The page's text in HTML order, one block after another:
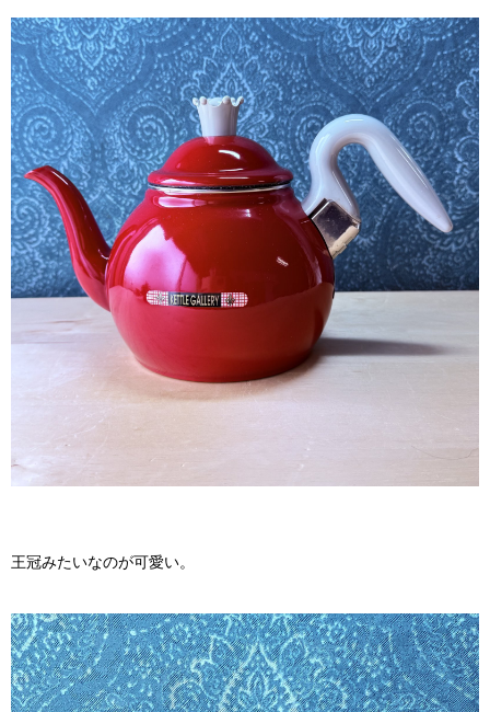
王冠みたいなのが可愛い。